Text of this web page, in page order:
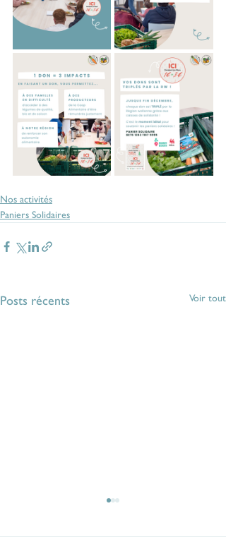
Nos activités
Paniers Solidaires
Posts récents Voir tout